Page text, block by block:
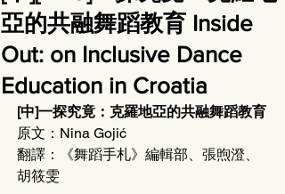
亞的共融舞蹈教育 Inside
Out: on Inclusive Dance
Education in Croatia
[中]一探究竟：克羅地亞的共融舞蹈教育
原文：Nina Gojić
翻譯：《舞蹈手札》編輯部、張煦澄、
胡筱雯